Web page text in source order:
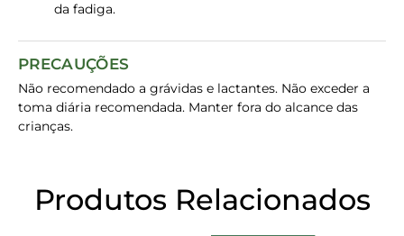
da fadiga.
PRECAUÇÕES
Não recomendado a grávidas e lactantes. Não exceder a
toma diária recomendada. Manter fora do alcance das
crianças.
Produtos Relacionados